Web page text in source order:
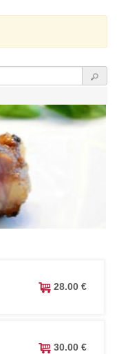
28.00 €
30.00 €